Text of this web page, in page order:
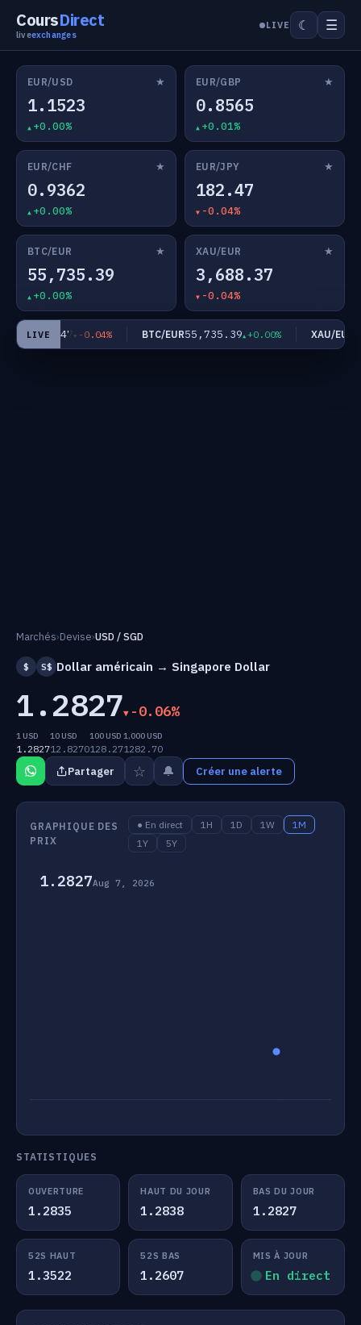
CoursDirect
liveexchanges
LIVE ☾ ☰
EUR/USD ★
1.1523
+0.00%
EUR/GBP ★
0.8565
+0.01%
EUR/CHF ★
0.9362
+0.00%
EUR/JPY ★
182.47
-0.04%
BTC/EUR ★
55,735.39
+0.00%
XAU/EUR ★
3,688.37
-0.04%
LIVE
182.47 -0.04% BTC/EUR55,735.39 +0.00% XAU/EUR
Marchés›Devise›USD / SGD
$ S$ Dollar américain → Singapore Dollar
1.2827 -0.06%
1 USD
1.2827
10 USD
12.8270
100 USD
128.27
1,000 USD
1282.70
Partager ☆ 🔔 Créer une alerte
GRAPHIQUE DES
PRIX
● En direct 1H 1D 1W
1M
1Y
5Y
1.2827Aug 7, 2026
STATISTIQUES
OUVERTURE
1.2835
HAUT DU JOUR
1.2838
BAS DU JOUR
1.2827
52S HAUT
1.3522
52S BAS
1.2607
MIS À JOUR
En direct